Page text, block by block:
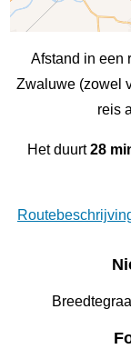
Afstand in een
Zwaluwe (zowel
reis
Het duurt28